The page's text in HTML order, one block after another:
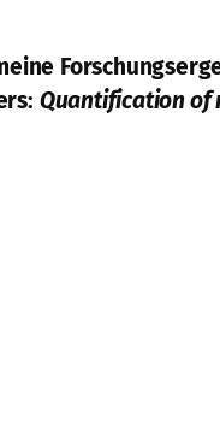
Quantification of